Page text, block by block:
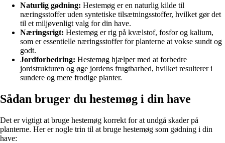
Naturlig gødning: Hestemøg er en naturlig kilde til
næringsstoffer uden syntetiske tilsætningsstoffer, hvilket gør det
til et miljøvenligt valg for din have.
Næringsrigt: Hestemøg er rig på kvælstof, fosfor og kalium,
som er essentielle næringsstoffer for planterne at vokse sundt og
godt.
Jordforbedring: Hestemøg hjælper med at forbedre
jordstrukturen og øge jordens frugtbarhed, hvilket resulterer i
sundere og mere frodige planter.
Sådan bruger du hestemøg i din have
Det er vigtigt at bruge hestemøg korrekt for at undgå skader på
planterne. Her er nogle trin til at bruge hestemøg som gødning i din
have: